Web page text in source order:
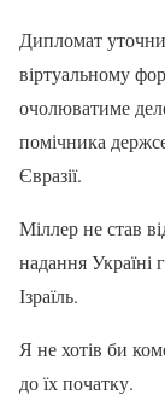
Дипломат
віртуальному
очолюватиме
помічника
Євразії.
Міллер не став
надання Україні
Ізраїль.
Я не хотів би
до їх початку.